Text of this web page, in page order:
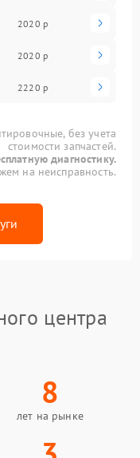
2020 р
2020 р
2220 р
без учета
стоимости запчастей.
диагностику.
на неисправность.
центра
8
лет на рынке